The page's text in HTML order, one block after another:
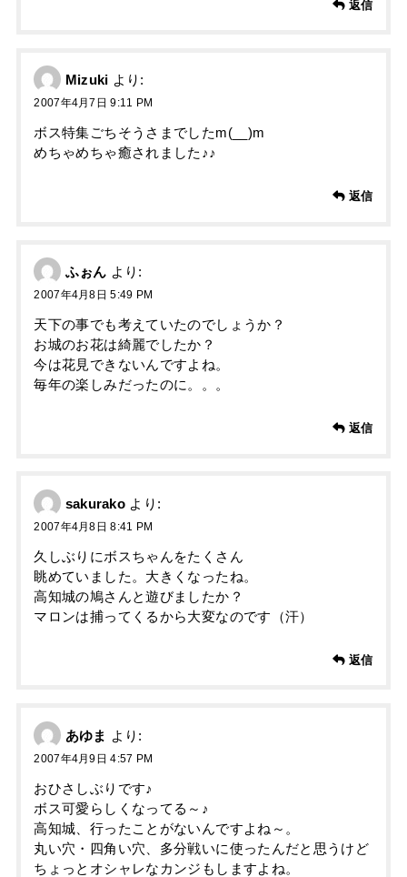
返信
Mizuki より:
2007年4月7日 9:11 PM
ボス特集ごちそうさまでしたm(__)m
めちゃめちゃ癒されました♪♪
返信
ふぉん より:
2007年4月8日 5:49 PM
天下の事でも考えていたのでしょうか？
お城のお花は綺麗でしたか？
今は花見できないんですよね。
毎年の楽しみだったのに。。。
返信
sakurako より:
2007年4月8日 8:41 PM
久しぶりにボスちゃんをたくさん
眺めていました。大きくなったね。
高知城の鳩さんと遊びましたか？
マロンは捕ってくるから大変なのです（汗）
返信
あゆま より:
2007年4月9日 4:57 PM
おひさしぶりです♪
ボス可愛らしくなってる～♪
高知城、行ったことがないんですよね～。
丸い穴・四角い穴、多分戦いに使ったんだと思うけど
ちょっとオシャレなカンジもしますよね。